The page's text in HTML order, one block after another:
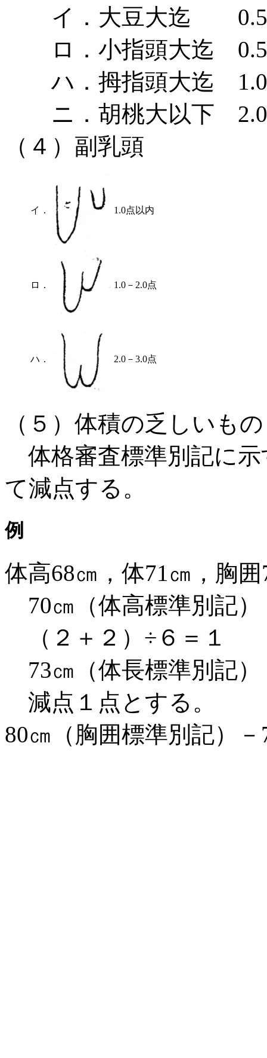
イ．大豆大迄 0.5
ロ．小指頭大迄 0.5
ハ．拇指頭大迄 1.0
ニ．胡桃大以下 2.0
（４）副乳頭
イ． 1.0点以内
ロ． 1.0－2.0点
ハ． 2.0－3.0点
（５）体積の乏しいもの
体格審査標準別記に示
て減点する。
例
体高68㎝，体71㎝，胸
70㎝（体高標準別記）
（２＋２）÷６＝１
73㎝（体長標準別記）
減点１点とする。
80㎝（胸囲標準別記）－